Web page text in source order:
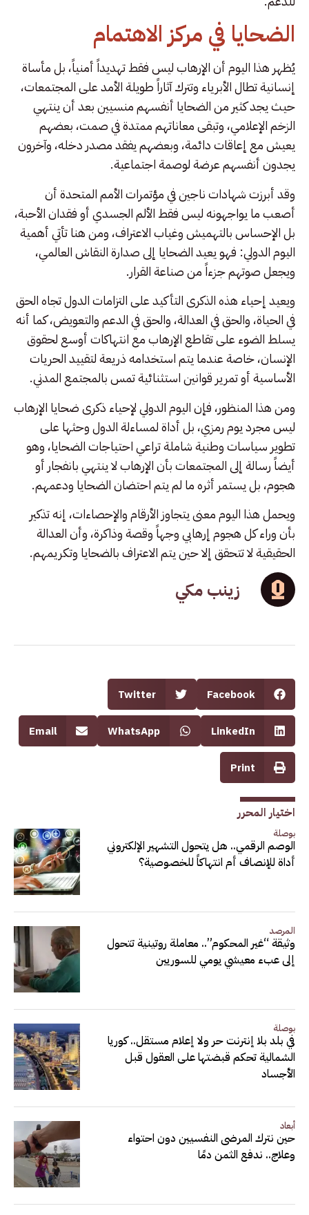
الضحايا في مركز الاهتمام
يُظهر هذا اليوم أن الإرهاب ليس فقط تهديداً أمنياً، بل مأساة
إنسانية تطال الأبرياء وتترك آثاراً طويلة الأمد على المجتمعات،
حيث يجد كثير من الضحايا أنفسهم منسيين بعد أن ينتهي
الزخم الإعلامي، وتبقى معاناتهم ممتدة في صمت، بعضهم
يعيش مع إعاقات دائمة، وبعضهم يفقد مصدر دخله، وآخرون
يجدون أنفسهم عرضة لوصمة اجتماعية.
وقد أبرزت شهادات ناجين في مؤتمرات الأمم المتحدة أن
أصعب ما يواجهونه ليس فقط الألم الجسدي أو فقدان الأحبة،
بل الإحساس بالتهميش وغياب الاعتراف، ومن هنا تأتي أهمية
اليوم الدولي: فهو يعيد الضحايا إلى صدارة النقاش العالمي،
ويجعل صوتهم جزءاً من صناعة القرار.
ويعيد إحياء هذه الذكرى التأكيد على التزامات الدول تجاه الحق
في الحياة، والحق في العدالة، والحق في الدعم والتعويض، كما أنه
يسلط الضوء على تقاطع الإرهاب مع انتهاكات أوسع لحقوق
الإنسان، خاصة عندما يتم استخدامه ذريعة لتقييد الحريات
الأساسية أو تمرير قوانين استثنائية تمس بالمجتمع المدني.
ومن هذا المنظور، فإن اليوم الدولي لإحياء ذكرى ضحايا الإرهاب
ليس مجرد يوم رمزي، بل أداة لمساءلة الدول وحثها على
تطوير سياسات وطنية شاملة تراعي احتياجات الضحايا، وهو
أيضاً رسالة إلى المجتمعات بأن الإرهاب لا ينتهي بانفجار أو
هجوم، بل يستمر أثره ما لم يتم احتضان الضحايا ودعمهم.
ويحمل هذا اليوم معنى يتجاوز الأرقام والإحصاءات، إنه تذكير
بأن وراء كل هجوم إرهابي وجهاً وقصة وذاكرة، وأن العدالة
الحقيقية لا تتحقق إلا حين يتم الاعتراف بالضحايا وتكريمهم.
زينب مكي
Facebook
Twitter
LinkedIn
WhatsApp
Email
Print
اختيار المحرر
بوصلة
الوصم الرقمي.. هل يتحول التشهير الإلكتروني
أداة للإنصاف أم انتهاكاً للخصوصية؟
المرصد
وثيقة “غير المحكوم”.. معاملة روتينية تتحول
إلى عبء معيشي يومي للسوريين
بوصلة
في بلد بلا إنترنت حر ولا إعلام مستقل.. كوريا
الشمالية تحكم قبضتها على العقول قبل
الأجساد
أبعاد
حين نترك المرضى النفسيين دون احتواء
وعلاج.. ندفع الثمن دمًا